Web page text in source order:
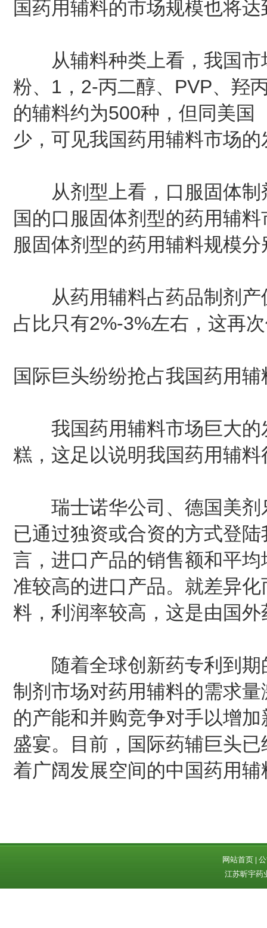
国药用辅料的市场规模也将
从辅料种类上看，我国市
粉、1，2-丙二醇、PVP、羟
的辅料约为500种，但同美国
少，可见我国药用辅料市场
从剂型上看，口服固体制
国的口服固体剂型的药用辅
服固体剂型的药用辅料规模
从药用辅料占药品制剂产
占比只有2%-3%左右，这再
国际巨头纷纷抢占我国药用辅
我国药用辅料市场巨大的
糕，这足以说明我国药用辅
瑞士诺华公司、德国美剂
已通过独资或合资的方式登
言，进口产品的销售额和平
准较高的进口产品。就差异
料，利润率较高，这是由国
随着全球创新药专利到期
制剂市场对药用辅料的需求
的产能和并购竞争对手以增
盛宴。目前，国际药辅巨头
着广阔发展空间的中国药用辅
网站首页
江苏昕宇药